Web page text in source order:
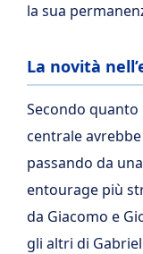
la sua
La novità
Secondo
centrale
passando da
entourage più
da Giacomo e
gli altri di Gabriel